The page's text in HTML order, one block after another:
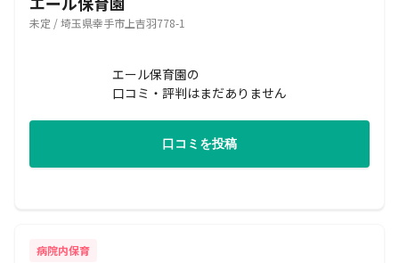
未定 / 埼玉県幸手市上吉羽778-1
エール保育園の
口コミ・評判はまだありません
口コミを投稿
病院内保育